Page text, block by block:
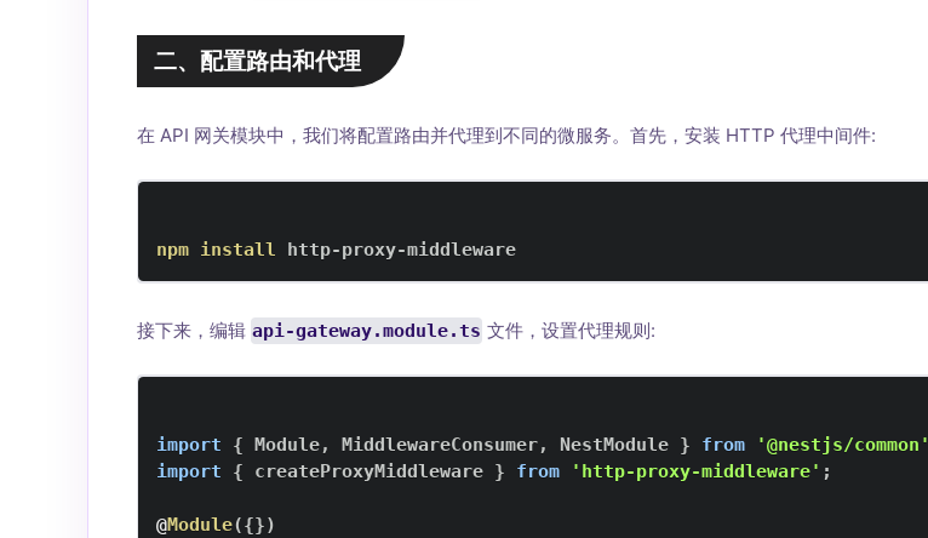
二、配置路由和代理
在 API 网关模块中，我们将配置路由并代理到不同的微服务。首先，安装 HTTP 代理中间件:
npm install http-proxy-middleware
接下来，编辑 api-gateway.module.ts 文件，设置代理规则:
import { Module, MiddlewareConsumer, NestModule } from '@nestjs/common'
import
{ createProxyMiddleware } from 'http-proxy-middleware' ;
@Module({})